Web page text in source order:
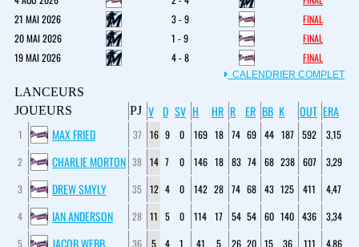
21 MAI 2026
3 - 9
FINAL
20 MAI 2026
1 - 9
FINAL
19 MAI 2026
4 - 8 FINAL
CALENDRIER COMPLET
LANCEURS
JOUEURS
PJ V D SV H HR R ER BB K OUT ERA
1 MAX FRIED 37 16 9 0 169 18 74 69 44 187 592
3,15
2
CHARLIE MORTON 38 14 7 0 146 18 83 74 68 238 607
3,29
3
DREW SMYLY 35 12 4 0 142 28 74 68 43 125 411
4,47
4
IAN ANDERSON 28 11 5 0 114 17 54 54 60 140 436
3,34
5
JACOB WEBB 36 5 4 1 41 5 26 20 15 36 111 4,86